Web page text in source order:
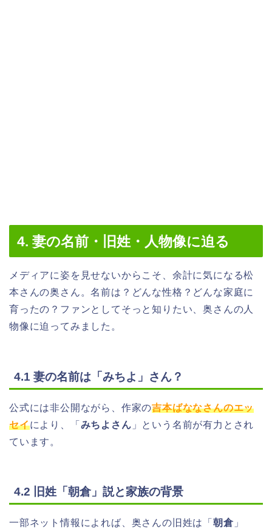
4. 妻の名前・旧姓・人物像に迫る
メディアに姿を見せないからこそ、余計に気になる松
本さんの奥さん。名前は？どんな性格？どんな家庭に
育ったの？ファンとしてそっと知りたい、奥さんの人
物像に迫ってみました。
4.1 妻の名前は「みちよ」さん？
公式には非公開ながら、作家の吉本ばななさんのエッ
セイにより、「 みちよさん 」という名前が有力とされ
ています。
4.2 旧姓「朝倉」説と家族の背景
一部ネット情報によれば、奥さんの旧姓は「朝倉」